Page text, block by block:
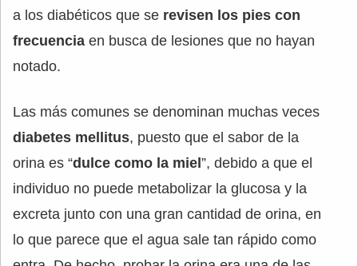
a los diabéticos que se revisen los pies con
frecuencia en busca de lesiones que no hayan
notado.
Las más comunes se denominan muchas veces
diabetes mellitus, puesto que el sabor de la
orina es “dulce como la miel ”, debido a que el
individuo no puede metabolizar la glucosa y la
excreta junto con una gran cantidad de orina, en
lo que parece que el agua sale tan rápido como